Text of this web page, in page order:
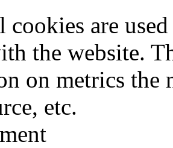
are
the website.
on metrics the
etc.